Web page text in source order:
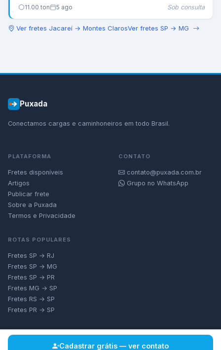
11.00 ton 5 ago Sob consulta
Ver fretes Jacareí → Montes ClarosVer fretes SP → MG
Cadastrar grátis — ver contato
Puxada
Conectamos cargas e caminhoneiros em todo Brasil.
PLATAFORMA
Fretes disponíveis
Artigos
Publicar frete
Sobre a Puxada
Termos e Privacidade
CONTATO
contato@puxada.com.br
Grupo no WhatsApp
ROTAS POPULARES
Fretes SP → RJ
Fretes SP → MG
Fretes SP → PR
Fretes MG → SP
Fretes RS → SP
Fretes PR → SP